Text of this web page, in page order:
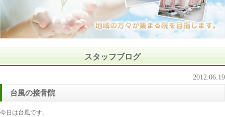
スタッフブログ
2012.06.19
台風の接骨院
今日は台風です。